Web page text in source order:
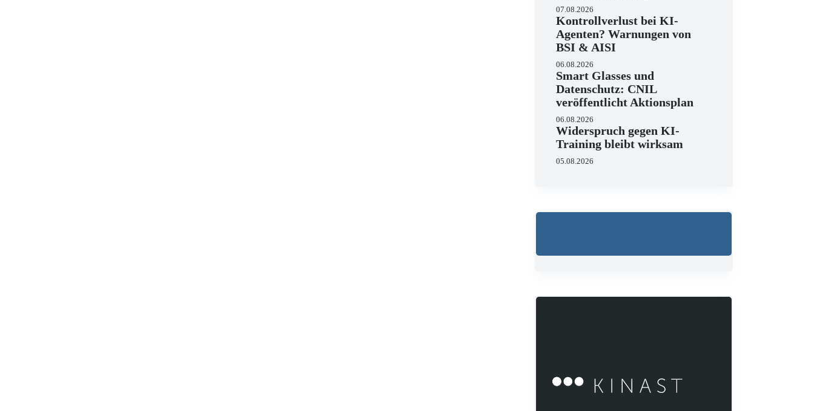
07.08.2026
Kontrollverlust bei KI-
Agenten? Warnungen von
BSI & AISI
06.08.2026
Smart Glasses und
Datenschutz: CNIL
veröffentlicht Aktionsplan
06.08.2026
Widerspruch gegen KI-
Training bleibt wirksam
05.08.2026